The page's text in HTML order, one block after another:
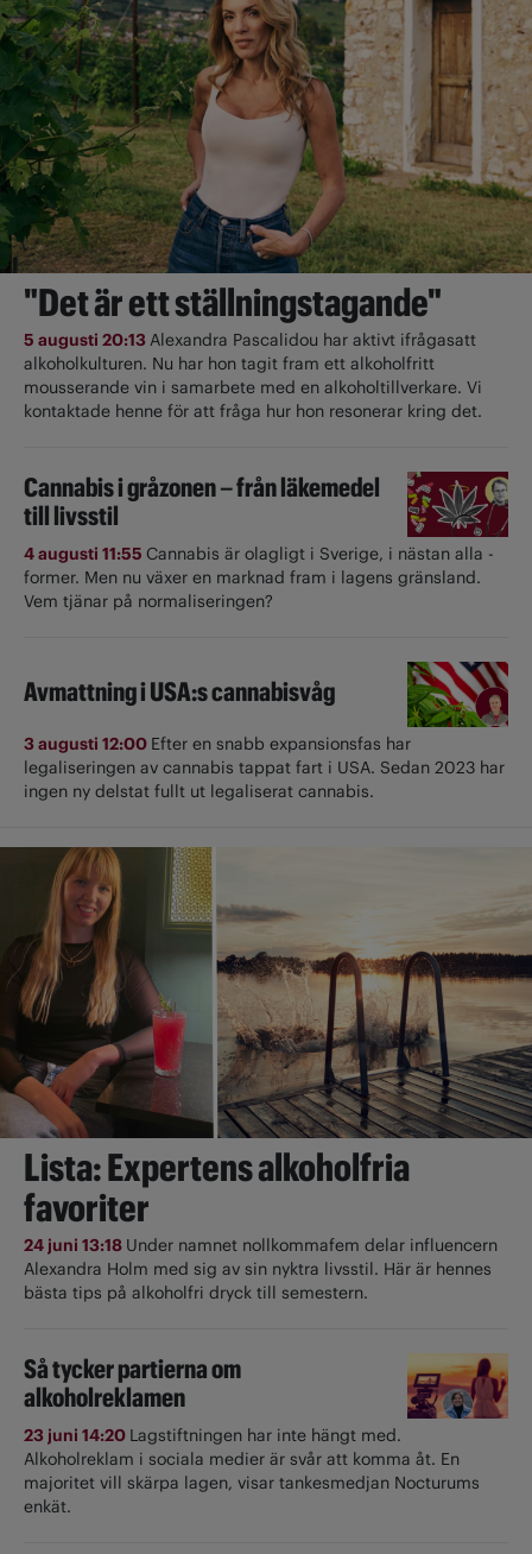
"Det är ett ställningstagande"
5 augusti 20:13Alexandra Pascalidou har aktivt ifrågasatt
alkoholkulturen. Nu har hon tagit fram ett alkoholfritt
mousserande vin i samarbete med en alkoholtillverkare. Vi
kontaktade henne för att fråga hur hon resonerar kring det.
Cannabis i gråzonen – från läkemedel
till livsstil
4 augusti 11:55 Cannabis är olagligt i ­Sverige, i nästan alla ­
former. Men nu växer en marknad fram i lagens gränsland.
Vem tjänar på normaliseringen?
Avmattning i USA:s cannabisvåg
3 augusti 12:00 Efter en snabb expansionsfas har
legaliseringen av cannabis tappat fart i USA. Sedan 2023 har
ingen ny delstat fullt ut ­legaliserat cannabis.
Lista: Expertens alkoholfria
favoriter
24 juni 13:18 Under namnet nollkommafem delar influencern
Alexandra Holm med sig av sin nyktra livsstil. Här är hennes
bästa tips på alkoholfri dryck till semestern.
Så tycker partierna om
alkoholreklamen
23 juni 14:20 Lagstiftningen har inte hängt med.
Alkoholreklam i sociala medier är svår att komma åt. En
majoritet vill skärpa lagen, visar tankesmedjan Nocturums
enkät.